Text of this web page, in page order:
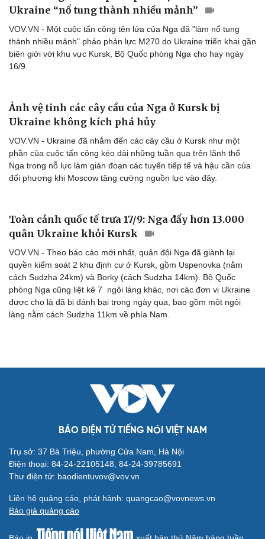
Tên lửa Nga khiến pháo phản lực M270 ở
Ukraine “nổ tung thành nhiều mảnh”
VOV.VN - Một cuộc tấn công tên lửa của Nga đã "làm nổ tung
thành nhiều mảnh" pháo phản lực M270 do Ukraine triển khai gần
biên giới với khu vực Kursk, Bộ Quốc phòng Nga cho hay ngày
Ảnh vệ tinh các cây cầu của Nga ở Kursk bị
Ukraine không kích phá hủy
VOV.VN - Ukraine đã nhắm đến các cây cầu ở Kursk như một
phần của cuộc tấn công kéo dài những tuần qua trên lãnh thổ
Nga trong nỗ lực làm gián đoạn các tuyến tiếp tế và hậu cần của
đối phương khi Moscow tăng cường nguồn lực vào đây.
quyền kiểm soát 2 khu định cư ở Kursk, gồm Uspenovka (nằm
cách Sudzha 24km) và Borky (cách Sudzha 14km). Bộ Quốc
phòng Nga cũng liệt kê 7 ngôi làng khác, nơi các đơn vị Ukraine
được cho là đã bị đánh bại trong ngày qua, bao gồm một ngôi